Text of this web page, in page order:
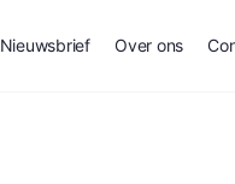
Nieuwsbrief Over ons